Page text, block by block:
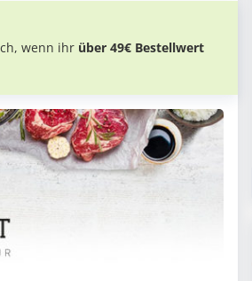
wenn ihr über 49€ Bestellwert